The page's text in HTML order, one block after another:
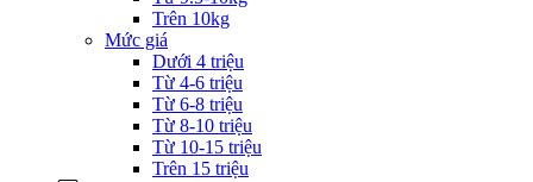
Trên 10kg
Mức giá
Dưới 4 triệu
Từ 4-6 triệu
Từ 6-8 triệu
Từ 8-10 triệu
Từ 10-15 triệu
Trên 15 triệu